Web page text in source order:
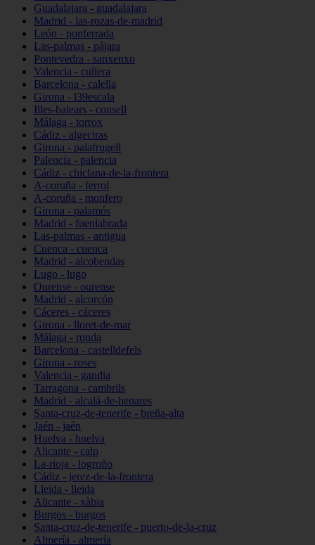
Guadalajara - guadalajara
Madrid - las-rozas-de-madrid
León - ponferrada
Las-palmas - pájara
Pontevedra - sanxenxo
Valencia - cullera
Barcelona - calella
Girona - l39escala
Illes-balears - consell
Málaga - torrox
Cádiz - algeciras
Girona - palafrugell
Palencia - palencia
Cádiz - chiclana-de-la-frontera
A-coruña - ferrol
A-coruña - monfero
Girona - palamós
Madrid - fuenlabrada
Las-palmas - antigua
Cuenca - cuenca
Madrid - alcobendas
Lugo - lugo
Ourense - ourense
Madrid - alcorcón
Cáceres - cáceres
Girona - lloret-de-mar
Málaga - ronda
Barcelona - castelldefels
Girona - roses
Valencia - gandia
Tarragona - cambrils
Madrid - alcalá-de-henares
Santa-cruz-de-tenerife - breña-alta
Jaén - jaén
Huelva - huelva
Alicante - calp
La-rioja - logroño
Cádiz - jerez-de-la-frontera
Lleida - lleida
Alicante - xàbia
Burgos - burgos
Santa-cruz-de-tenerife - puerto-de-la-cruz
Almería - almería